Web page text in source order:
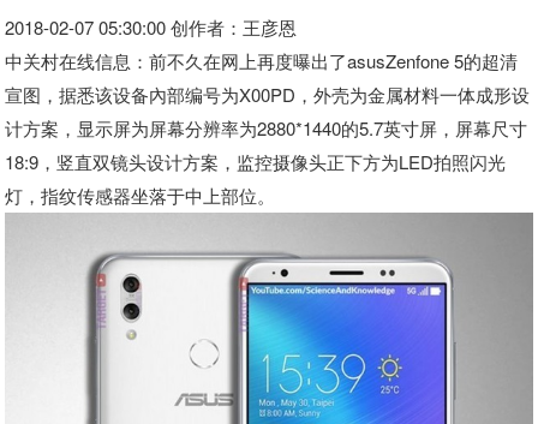
2018-02-07 05:30:00 创作者：王彦恩
中关村在线信息：前不久在网上再度曝出了asusZenfone 5的超清
宣图，据悉该设备內部编号为X00PD，外壳为金属材料一体成形设
计方案，显示屏为屏幕分辨率为2880*1440的5.7英寸屏，屏幕尺寸
18:9，竖直双镜头设计方案，监控摄像头正下方为LED拍照闪光
灯，指纹传感器坐落于中上部位。